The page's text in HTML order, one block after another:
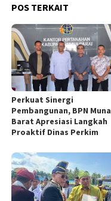
POS TERKAIT
Perkuat Sinergi
Pembangunan, BPN Muna
Barat Apresiasi Langkah
Proaktif Dinas Perkim